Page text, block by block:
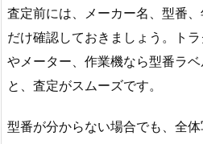
査定前には、メーカー名、型番
だけ確認しておきましょう。ト
やメーター、作業機なら型番ラ
と、査定がスムーズです。
型番が分からない場合でも、全